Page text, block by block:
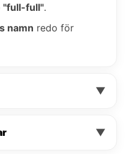
"full-full".
namn redo för
▼
▼